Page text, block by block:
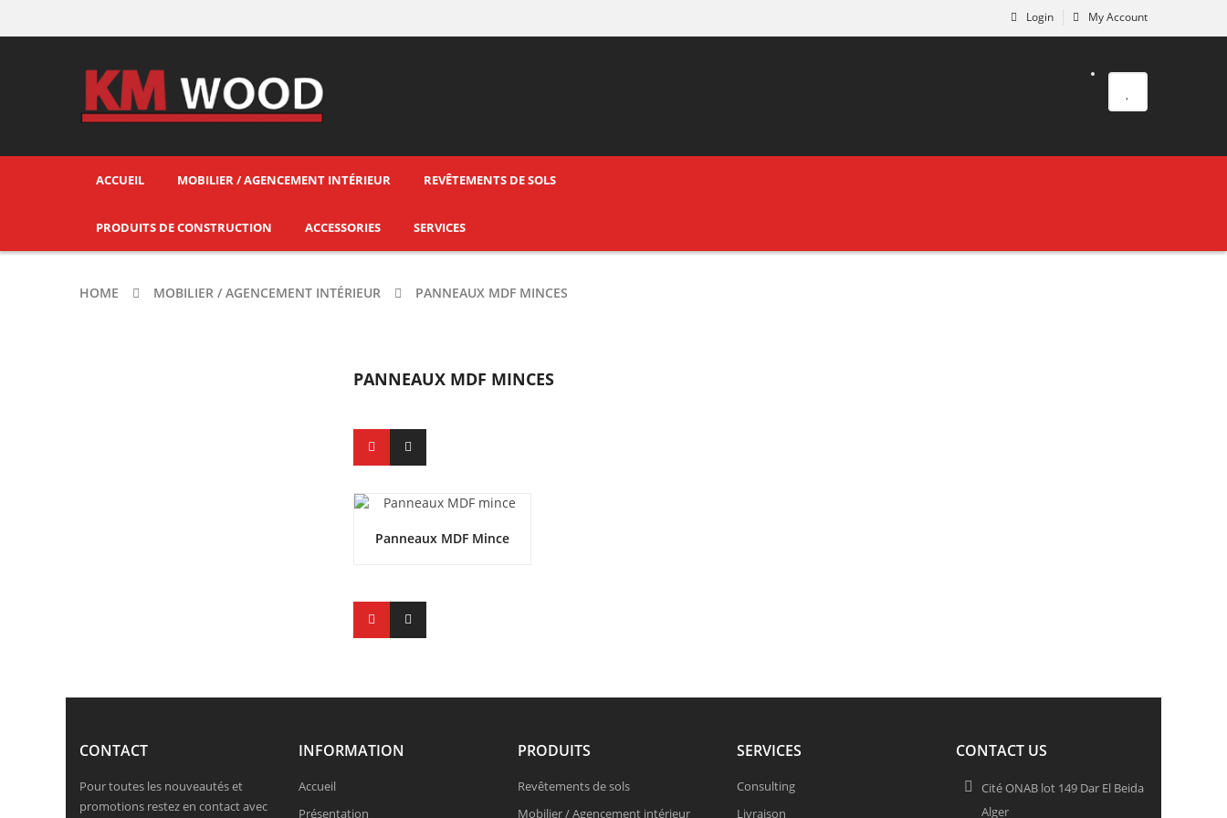
My Account
Login
ACCUEIL MOBILIER / AGENCEMENT INTÉRIEUR REVÊTEMENTS DE SOLS
PRODUITS DE CONSTRUCTION ACCESSORIES SERVICES
HOME MOBILIER / AGENCEMENT INTÉRIEUR PANNEAUX MDF MINCES
PANNEAUX MDF MINCES
Panneaux MDF Mince
CONTACT
Pour toutes les nouveautés et
promotions restez en contact avec
INFORMATION
Accueil
Présentation
PRODUITS
Revêtements de sols
Mobilier / Agencement intérieur
SERVICES
Consulting
Livraison
CONTACT US
Cité ONAB lot 149 Dar El Beida
Alger